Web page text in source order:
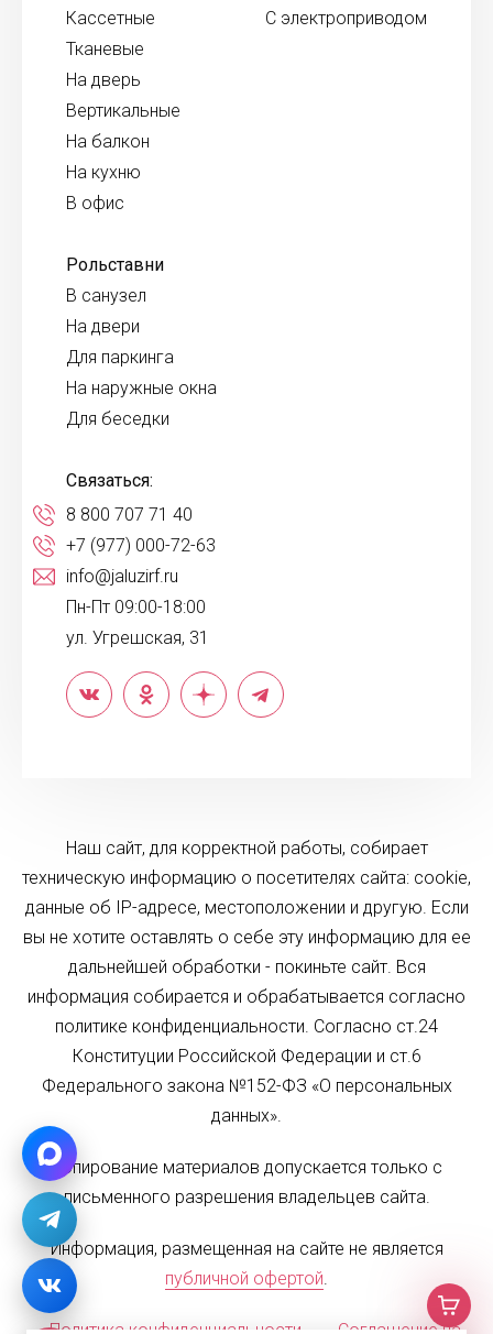
Кассетные
Тканевые
На дверь
Вертикальные
На балкон
На кухню
В офис
С электроприводом
Рольставни
В санузел
На двери
Для паркинга
На наружные окна
Для беседки
Связаться:
8 800 707 71 40
+7 (977) 000-72-63
info@jaluzirf.ru
Пн-Пт 09:00-18:00
ул. Угрешская, 31
Наш сайт, для корректной работы, собирает
техническую информацию о посетителях сайта: cookie,
данные об IP-адресе, местоположении и другую. Если
вы не хотите оставлять о себе эту информацию для ее
дальнейшей обработки - покиньте сайт. Вся
информация собирается и обрабатывается согласно
политике конфиденциальности. Согласно ст.24
Конституции Российской Федерации и ст.6
Федерального закона №152-ФЗ «О персональных
данных».
Копирование материалов допускается только с
письменного разрешения владельцев сайта.
Информация, размещенная на сайте не является
публичной офертой.